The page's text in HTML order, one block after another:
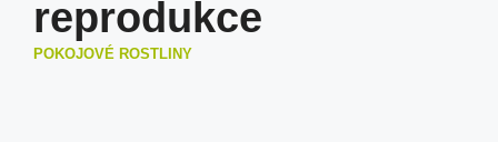
reprodukce
POKOJOVÉ ROSTLINY